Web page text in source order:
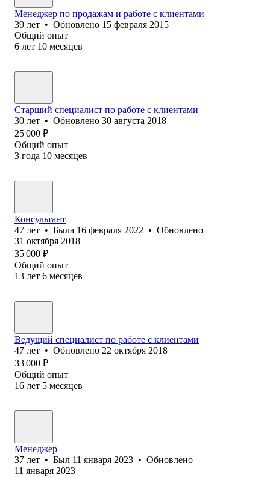
Менеджер по продажам и работе с клиентами
39 лет • Обновлено 15 февраля 2015
Общий опыт
6 лет 10 месяцев
Старший специалист по работе с клиентами
30 лет • Обновлено 30 августа 2018
25 000 ₽
Общий опыт
3 года 10 месяцев
Консультант
47 лет • Была 16 февраля 2022 • Обновлено
31 октября 2018
35 000 ₽
Общий опыт
13 лет 6 месяцев
Ведущий специалист по работе с клиентами
47 лет • Обновлено 22 октября 2018
33 000 ₽
Общий опыт
16 лет 5 месяцев
Менеджер
37 лет • Был 11 января 2023 • Обновлено
11 января 2023